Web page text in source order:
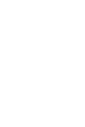
Bagaimana